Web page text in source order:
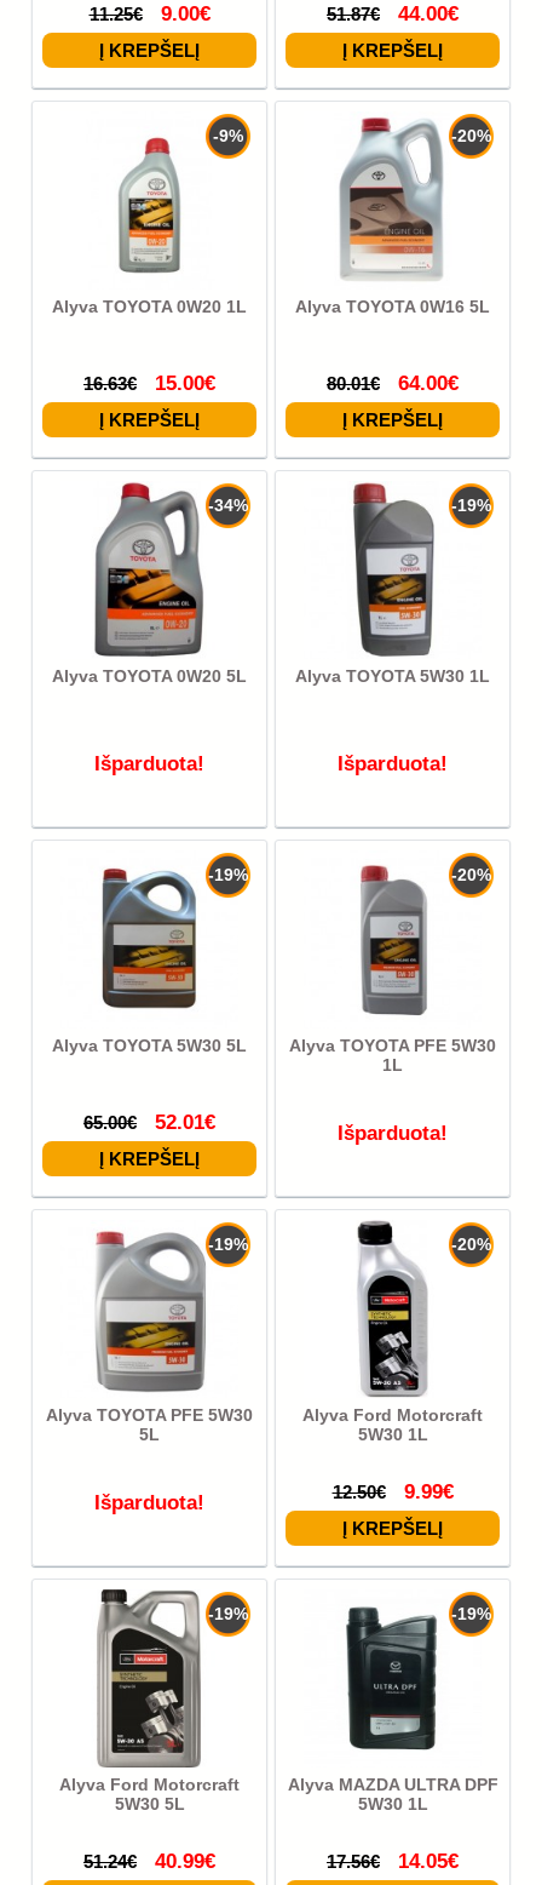
11.25€ 9.00€ 51.87€ 44.00€
-9%
Alyva TOYOTA 0W20 1L
16.63€ 15.00€
-20%
Alyva TOYOTA 0W16 5L
80.01€ 64.00€
-34%
Alyva TOYOTA 0W20 5L
Išparduota!
-19%
Alyva TOYOTA 5W30 1L
Išparduota!
-19%
Alyva TOYOTA 5W30 5L
65.00€ 52.01€
-20%
Alyva TOYOTA PFE 5W30
1L
Išparduota!
-19%
Alyva TOYOTA PFE 5W30
5L
Išparduota!
-20%
Alyva Ford Motorcraft
5W30 1L
12.50€ 9.99€
-19%
Alyva Ford Motorcraft
5W30 5L
51.24€ 40.99€
-19%
Alyva MAZDA ULTRA DPF
5W30 1L
17.56€ 14.05€